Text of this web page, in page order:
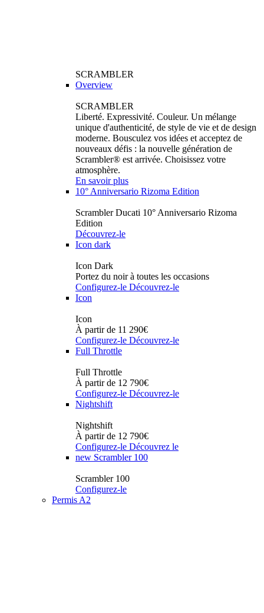
SCRAMBLER
Overview
SCRAMBLER
Liberté. Expressivité. Couleur. Un mélange
unique d'authenticité, de style de vie et de design
moderne. Bousculez vos idées et acceptez de
nouveaux défis : la nouvelle génération de
Scrambler® est arrivée. Choisissez votre
atmosphère.
En savoir plus
10° Anniversario Rizoma Edition
Scrambler Ducati 10° Anniversario Rizoma
Edition
Découvrez-le
Icon dark
Icon Dark
Portez du noir à toutes les occasions
Configurez-le Découvrez-le
Icon
Icon
À partir de 11 290€
Configurez-le Découvrez-le
Full Throttle
Full Throttle
À partir de 12 790€
Configurez-le Découvrez-le
Nightshift
Nightshift
À partir de 12 790€
Configurez-le Découvrez le
new Scrambler 100
Scrambler 100
Configurez-le
Permis A2